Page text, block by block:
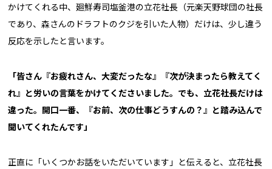
かけてくれる中、廻鮮寿司塩釜港の立花社長（元楽天野球団の社長
であり、森さんのドラフトのクジを引いた人物）だけは、少し違う
反応を示したと言います。
「皆さん『お疲れさん、大変だったな』『次が決まったら教えてく
れ』と労いの言葉をかけてくださいました。でも、立花社長だけは
違った。開口一番、『お前、次の仕事どうすんの？』と踏み込んで
聞いてくれたんです」
正直に「いくつかお話をいただいています」と伝えると、立花社長